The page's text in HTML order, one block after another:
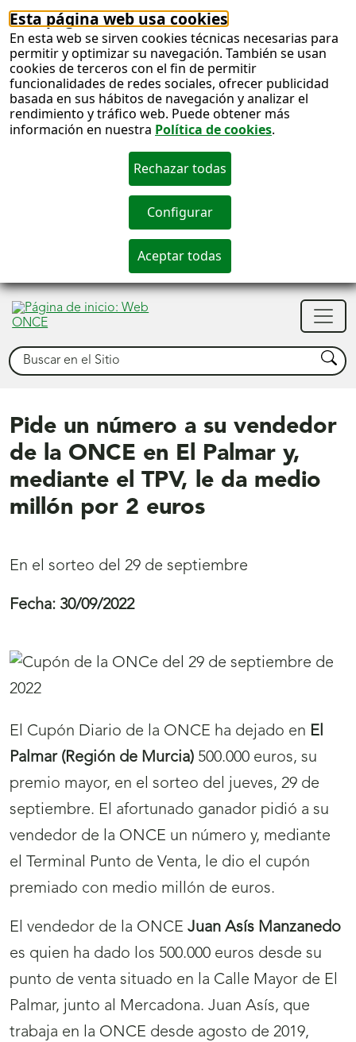
Esta página web usa cookies
En esta web se sirven cookies técnicas necesarias para
permitir y optimizar su navegación. También se usan
cookies de terceros con el fin de permitir
funcionalidades de redes sociales, ofrecer publicidad
basada en sus hábitos de navegación y analizar el
rendimiento y tráfico web. Puede obtener más
información en nuestra Política de cookies.
Buscar Buscar
Pide un número a su vendedor
de la ONCE en El Palmar y,
mediante el TPV, le da medio
millón por 2 euros
En el sorteo del 29 de septiembre
Fecha: 30/09/2022
El Cupón Diario de la ONCE ha dejado en El
Palmar (Región de Murcia) 500.000 euros, su
premio mayor, en el sorteo del jueves, 29 de
septiembre. El afortunado ganador pidió a su
vendedor de la ONCE un número y, mediante
el Terminal Punto de Venta, le dio el cupón
premiado con medio millón de euros.
El vendedor de la ONCE Juan Asís Manzanedo
es quien ha dado los 500.000 euros desde su
punto de venta situado en la Calle Mayor de El
Palmar, junto al Mercadona. Juan Asís, que
trabaja en la ONCE desde agosto de 2019,